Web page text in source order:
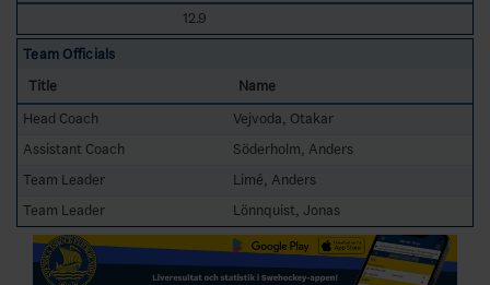
12.9
Team Officials
Title
Name
Head Coach
Vejvoda, Otakar
Assistant Coach
Söderholm, Anders
Team Leader
Limé, Anders
Team Leader
Lönnquist, Jonas